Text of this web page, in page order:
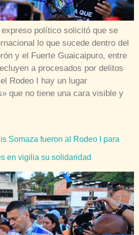
político solicitó que se
lo que sucede dentro del
y el Fuerte Guaicaipuro, entre
a procesados por delitos
Rodeo I hay un lugar
que no tiene una cara visible y
Somaza fueron al Rodeo I para
en vigilia su solidaridad